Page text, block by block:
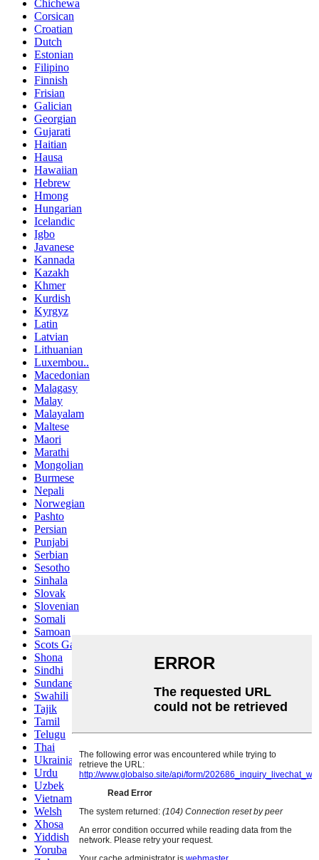
Chichewa
Corsican
Croatian
Dutch
Estonian
Filipino
Finnish
Frisian
Galician
Georgian
Gujarati
Haitian
Hausa
Hawaiian
Hebrew
Hmong
Hungarian
Icelandic
Igbo
Javanese
Kannada
Kazakh
Khmer
Kurdish
Kyrgyz
Latin
Latvian
Lithuanian
Luxembou..
Macedonian
Malagasy
Malay
Malayalam
Maltese
Maori
Marathi
Mongolian
Burmese
Nepali
Norwegian
Pashto
Persian
Punjabi
Serbian
Sesotho
Sinhala
Slovak
Slovenian
Somali
Samoan
Scots Gaelic
Shona
Sindhi
Sundanese
Swahili
Tajik
Tamil
Telugu
Thai
Ukrainian
Urdu
Uzbek
Vietnamese
Welsh
Xhosa
Yiddish
Yoruba